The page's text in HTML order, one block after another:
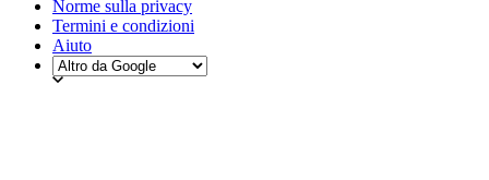
Norme sulla privacy
Termini e condizioni
Aiuto